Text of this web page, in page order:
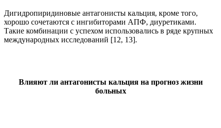
Дигидропиридиновые антагонисты кальция, кроме того,
хорошо сочетаются с ингибиторами АПФ, диуретиками.
Такие комбинации с успехом использовались в ряде крупных
международных исследований [12, 13].
Влияют ли антагонисты кальция на прогноз жизни
больных